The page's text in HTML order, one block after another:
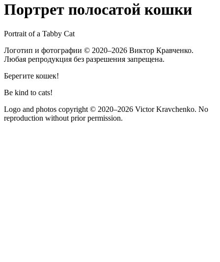
Портрет полосатой кошки
Portrait of a Tabby Cat
Логотип и фотографии © 2020–2026 Виктор Кравченко.
Любая репродукция без разрешения запрещена.
Берегите кошек!
Be kind to cats!
Logo and photos copyright © 2020–2026 Victor Kravchenko. No
reproduction without prior permission.